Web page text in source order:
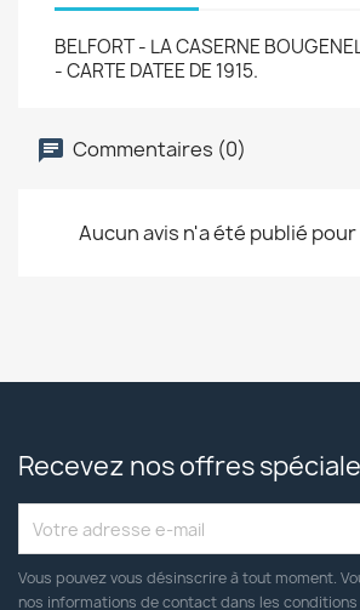
BELFORT - LA CASERNE
- CARTE DATEE DE 1915.
Commentaires (0)
Aucun avis n'a été publié
Recevez nos offres
Vous pouvez vous désinscrire à tout moment.
nos informations de contact dans les